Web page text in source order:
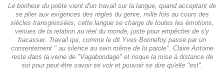
Le bonheur du poète vient d'un travail sur la langue, quand acceptant de
se plier aux exigences des règles du genre, mille fois au cours des
siècles transgressées, cette langue se charge de toutes les émotions,
venues de la relation au réel du monde, juste pour empêcher de s'y
fracasser. Travail qui, comme le dit Yves Bonnefoy passe par un
consentement " au silence au sein même de la parole". Claire Antoine
reste dans la veine de "Vagabondage" et risque la mise à distance de
soi pour peut-être savoir se voir et pouvoir se dire qu'elle "est".